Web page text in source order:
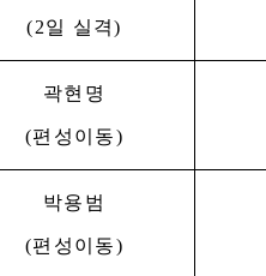
(2일 실격)
곽현명
(편성이동)
박용범
(편성이동)